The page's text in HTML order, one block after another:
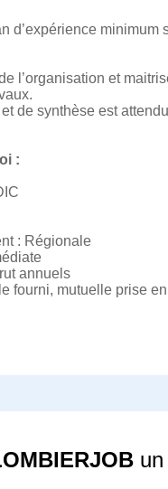
d’expérience
l’organisation et
de synthèse est
:
: Régionale
annuels
fourni, mutuelle prise
un